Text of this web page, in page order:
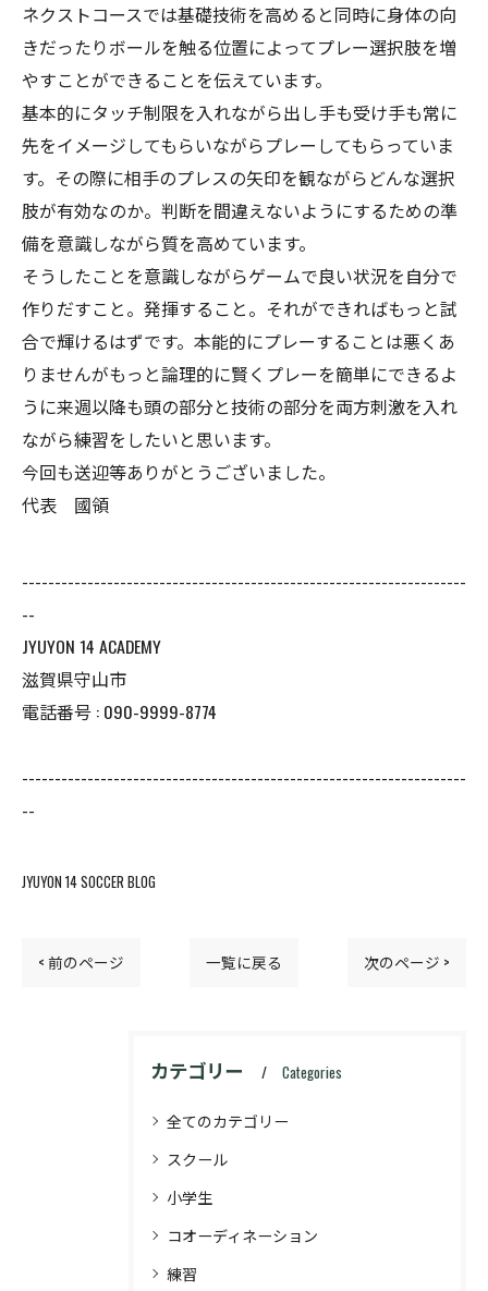
ネクストコースでは基礎技術を高めると同時に身体の向
きだったりボールを触る位置によってプレー選択肢を増
やすことができることを伝えています。
基本的にタッチ制限を入れながら出し手も受け手も常に
先をイメージしてもらいながらプレーしてもらっていま
す。その際に相手のプレスの矢印を観ながらどんな選択
肢が有効なのか。判断を間違えないようにするための準
備を意識しながら質を高めています。
そうしたことを意識しながらゲームで良い状況を自分で
作りだすこと。発揮すること。それができればもっと試
合で輝けるはずです。本能的にプレーすることは悪くあ
りませんがもっと論理的に賢くプレーを簡単にできるよ
うに来週以降も頭の部分と技術の部分を両方刺激を入れ
ながら練習をしたいと思います。
今回も送迎等ありがとうございました。
代表 國領
--------------------------------------------------------------------
--
JYUYON 14 ACADEMY
滋賀県守山市
電話番号 : 090-9999-8774
--------------------------------------------------------------------
--
JYUYON 14 SOCCER BLOG
< 前のページ 一覧に戻る 次のページ >
カテゴリー Categories
全てのカテゴリー
スクール
小学生
コオーディネーション
練習